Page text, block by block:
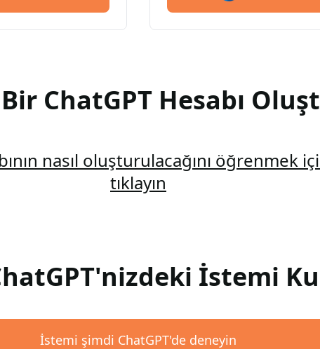
ChatGPT Hesabı
nasıl oluşturulacağını öğrenmek
tıklayın
İstemi
İstemi şimdi ChatGPT'de deneyin